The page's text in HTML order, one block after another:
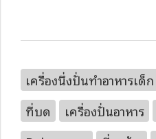
เครื่องนึ่งปั่นทำอาหารเด็ก
ที่บด
เครื่องปั่นอาหาร